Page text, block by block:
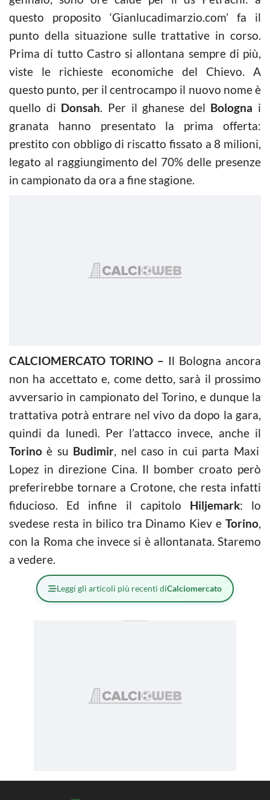
questo proposito ‘Gianlucadimarzio.com’ fa il
punto della situazione sulle trattative in corso.
Prima di tutto Castro si allontana sempre di più,
viste le richieste economiche del Chievo. A
questo punto, per il centrocampo il nuovo nome è
quello di Donsah. Per il ghanese del Bologna i
granata hanno presentato la prima offerta:
prestito con obbligo di riscatto fissato a 8 milioni,
legato al raggiungimento del 70% delle presenze
in campionato da ora a fine stagione.
CALCIOMERCATO TORINO – Il Bologna ancora
non ha accettato e, come detto, sarà il prossimo
avversario in campionato del Torino, e dunque la
trattativa potrà entrare nel vivo da dopo la gara,
quindi da lunedì. Per l’attacco invece, anche il
Torino è su Budimir, nel caso in cui parta Maxi
Lopez in direzione Cina. Il bomber croato però
preferirebbe tornare a Crotone, che resta infatti
fiducioso. Ed infine il capitolo Hiljemark: lo
svedese resta in bilico tra Dinamo Kiev e Torino,
con la Roma che invece si è allontanata. Staremo
a vedere.
Leggi gli articoli più recenti diCalciomercato